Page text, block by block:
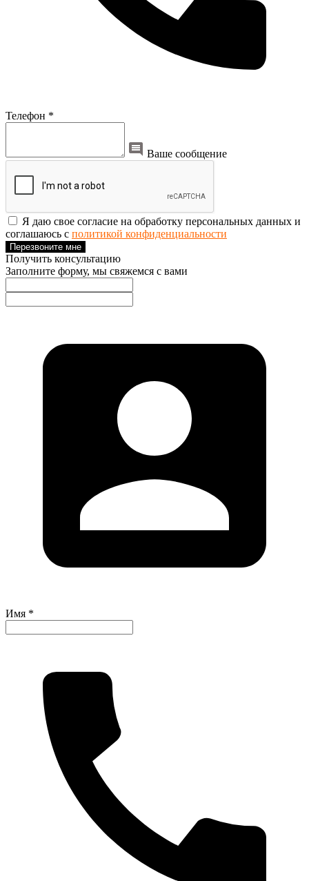
Телефон *
Ваше сообщение
Я даю свое согласие на обработку персональных данных и
соглашаюсь с политикой конфиденциальности
Перезвоните мне
Получить консультацию
Заполните форму, мы свяжемся с вами
Имя *